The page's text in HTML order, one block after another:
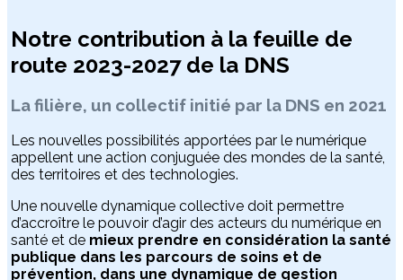
Notre contribution à la feuille de
route 2023-2027 de la DNS
La filière, un collectif initié par la DNS en 2021
Les nouvelles possibilités apportées par le numérique
appellent une action conjuguée des mondes de la santé,
des territoires et des technologies.
Une nouvelle dynamique collective doit permettre
d’accroître le pouvoir d’agir des acteurs du numérique en
santé et de mieux prendre en considération la santé
publique dans les parcours de soins et de
prévention, dans une dynamique de gestion